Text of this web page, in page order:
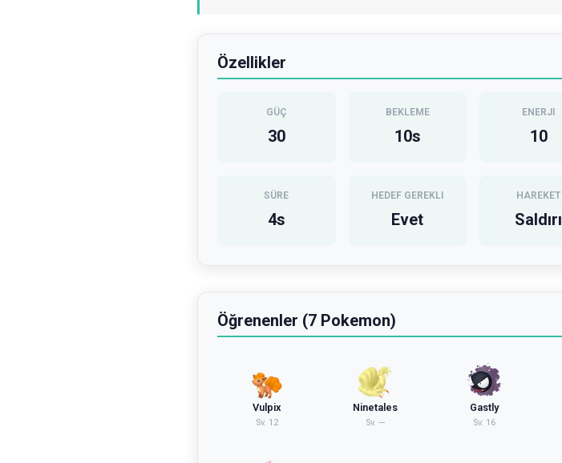
Özellikler
GÜÇ
30
BEKLEME
10s
ENERJI
10
SÜRE
4s
HEDEF GEREKLI
Evet
HAREKET
Saldırı
Öğrenenler (7 Pokemon)
Vulpix
Sv. 12
Ninetales
Sv. —
Gastly
Sv. 16